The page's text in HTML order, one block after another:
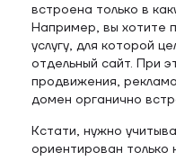
встроена только в
Например, вы хотите
услугу, для которой
отдельный сайт. При
продвижения,
домен органично
Кстати, нужно
ориентирован только